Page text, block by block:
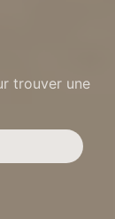
trouver une